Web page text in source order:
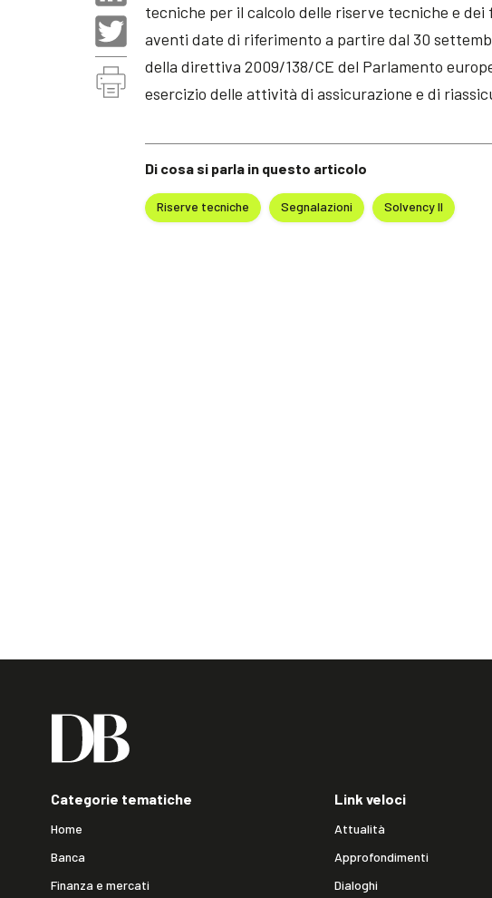
Di cosa si parla in questo articolo
Riserve tecniche Segnalazioni Solvency II
tecniche per il calcolo delle riserve tecniche e
aventi date di riferimento a partire dal 30
della direttiva 2009/138/CE del Parlamento
esercizio delle attività di assicurazione e di
Categorie tematiche
Home
Banca
Finanza e mercati
Link veloci
Attualità
Approfondimenti
Dialoghi